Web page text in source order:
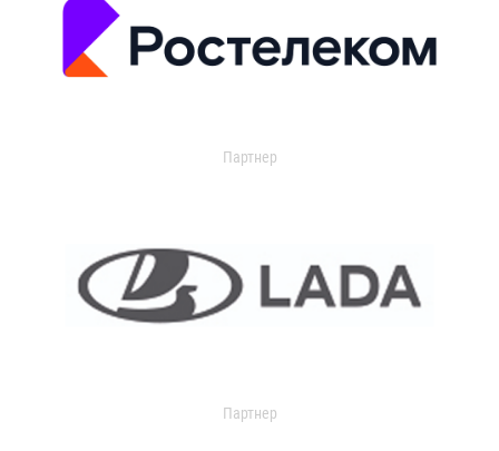
Партнер
Партнер